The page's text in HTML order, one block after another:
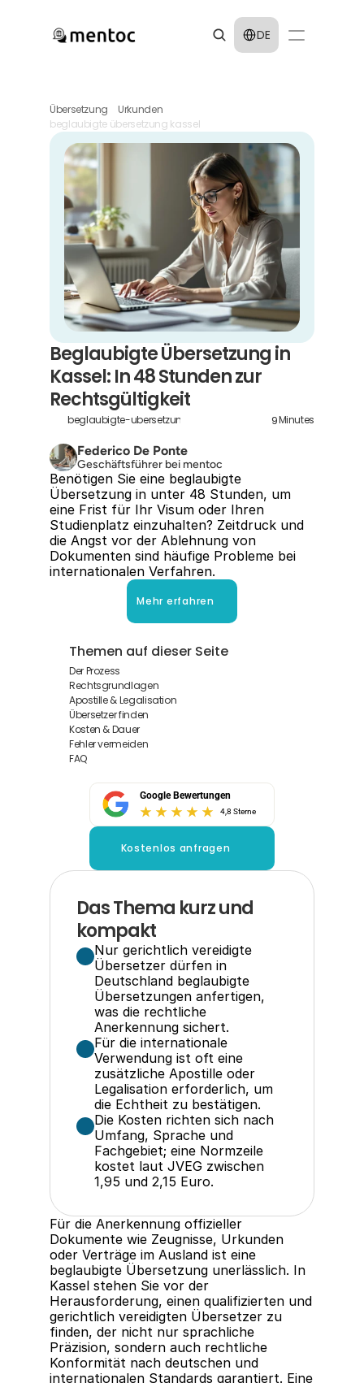
Select Language
DE
Übersetzung
Urkunden
beglaubigte übersetzung kassel
Beglaubigte Übersetzung in
Kassel: In 48 Stunden zur
Rechtsgültigkeit
beglaubigte-ubersetzung-kassel 9Minutes
Federico De Ponte
Geschäftsführer bei mentoc
Benötigen Sie eine beglaubigte
Übersetzung in unter 48 Stunden, um
eine Frist für Ihr Visum oder Ihren
Studienplatz einzuhalten? Zeitdruck und
die Angst vor der Ablehnung von
Dokumenten sind häufige Probleme bei
internationalen Verfahren.
Mehr erfahren
Themen auf dieser Seite
Der Prozess
Rechtsgrundlagen
Apostille & Legalisation
Übersetzer finden
Kosten & Dauer
Fehler vermeiden
FAQ
Google Bewertungen
4,8 Sterne
Kostenlos anfragen
Das Thema kurz und
kompakt
Nur gerichtlich vereidigte
Übersetzer dürfen in
Deutschland beglaubigte
Übersetzungen anfertigen,
was die rechtliche
Anerkennung sichert.
Für die internationale
Verwendung ist oft eine
zusätzliche Apostille oder
Legalisation erforderlich, um
die Echtheit zu bestätigen.
Die Kosten richten sich nach
Umfang, Sprache und
Fachgebiet; eine Normzeile
kostet laut JVEG zwischen
1,95 und 2,15 Euro.
Für die Anerkennung offizieller
Dokumente wie Zeugnisse, Urkunden
oder Verträge im Ausland ist eine
beglaubigte Übersetzung unerlässlich. In
Kassel stehen Sie vor der
Herausforderung, einen qualifizierten und
gerichtlich vereidigten Übersetzer zu
finden, der nicht nur sprachliche
Präzision, sondern auch rechtliche
Konformität nach deutschen und
internationalen Standards garantiert. Eine